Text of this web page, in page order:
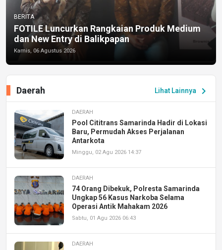
BERITA
FOTILE Luncurkan Rangkaian Produk Medium
dan New Entry di Balikpapan
Kamis, 06 Agustus 2026
Lihat Lainnya chevron_right
Daerah
DAERAH
Pool Cititrans Samarinda Hadir di Lokasi
Baru, Permudah Akses Perjalanan
Antarkota
Minggu, 02 Agu 2026 14:37
DAERAH
74 Orang Dibekuk, Polresta Samarinda
Ungkap 56 Kasus Narkoba Selama
Operasi Antik Mahakam 2026
Sabtu, 01 Agu 2026 06:43
DAERAH